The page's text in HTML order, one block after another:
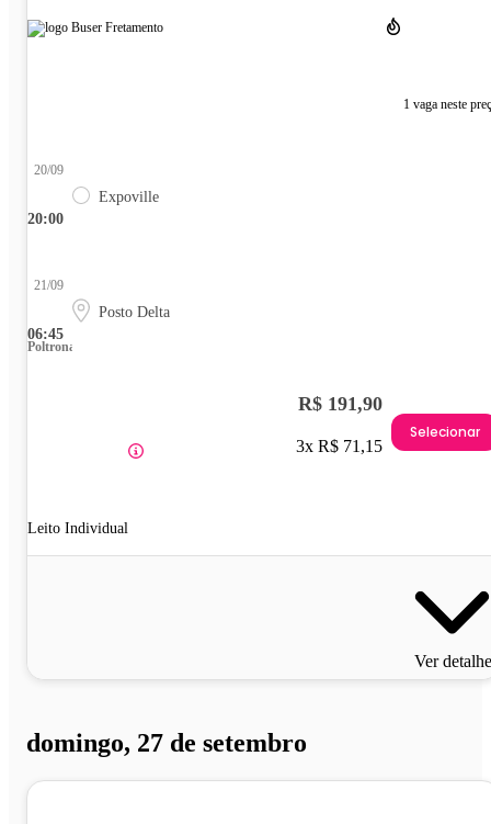
1 vaga neste
20:00
20/09
Expoville
06:45
21/09
Posto Delta
Poltrona
Leito Individual
R$ 191,90
3x R$ 71,15
Selecionar
Ver
domingo, 27 de setembro